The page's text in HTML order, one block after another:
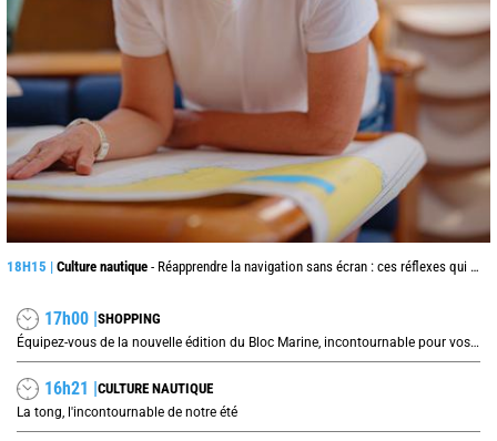
18H15 | Culture nautique - Réapprendre la navigation sans écran : ces réflexes qui peuvent sauver une traversée
17h00 |SHOPPING
Équipez-vous de la nouvelle édition du Bloc Marine, incontournable pour vos prochaines navigations !
16h21 |CULTURE NAUTIQUE
La tong, l'incontournable de notre été